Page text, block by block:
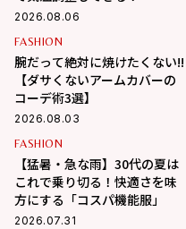
2026.08.06
FASHION
腕だって絶対に焼けたくない!!
【ダサくないアームカバーの
コーデ術3選】
2026.08.03
FASHION
【猛暑・急な雨】30代の夏は
これで乗り切る！快適さを味
方にする「コスパ機能服」
2026.07.31